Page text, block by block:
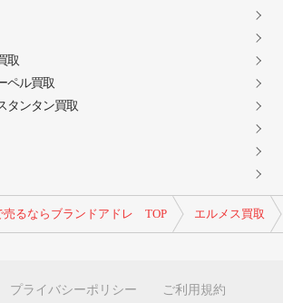
売るならブランドアドレ TOP エルメス買取
取
ペル買取
タンタン買取
プライバシーポリシー ご利用規約